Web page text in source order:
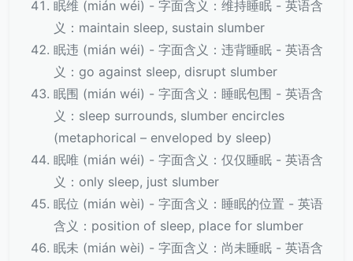
眠维 (mián wéi) - 字面含义：维持睡眠 - 英语含
义：maintain sleep, sustain slumber
眠违 (mián wéi) - 字面含义：违背睡眠 - 英语含
义：go against sleep, disrupt slumber
眠围 (mián wéi) - 字面含义：睡眠包围 - 英语含
义：sleep surrounds, slumber encircles
(metaphorical – enveloped by sleep)
眠唯 (mián wéi) - 字面含义：仅仅睡眠 - 英语含
义：only sleep, just slumber
眠位 (mián wèi) - 字面含义：睡眠的位置 - 英语
含义：position of sleep, place for slumber
眠未 (mián wèi) - 字面含义：尚未睡眠 - 英语含